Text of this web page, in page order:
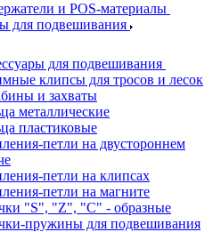
и POS-материалы
для подвешивания
для подвешивания
клипсы для тросов и лесок
и захваты
металлические
пластиковые
петли на двустороннем
петли на клипсах
петли на магните
"S", "Z", "C" - образные
пружины для подвешивания